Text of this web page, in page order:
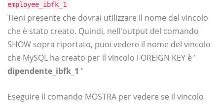
employee_ibfk_1
Tieni presente che dovrai utilizzare il nome del vincolo
che è stato creato. Quindi, nell'output del comando
SHOW sopra riportato, puoi vedere il nome del vincolo
che MySQL ha creato per il vincolo FOREIGN KEY è '
dipendente_ibfk_1 '
Eseguire il comando MOSTRA per vedere se il vincolo